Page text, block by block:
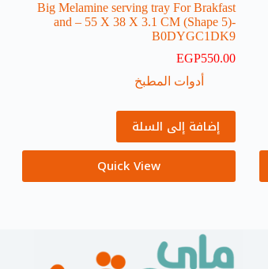
Big Melamine serving tray For Brakfast
and – 55 X 38 X 3.1 CM (Shape 5)-
B0DYGC1DK9
EGP550.00
أدوات المطبخ
إضافة إلى السلة
Quick View